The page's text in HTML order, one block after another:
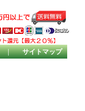
｜ サイトマップ